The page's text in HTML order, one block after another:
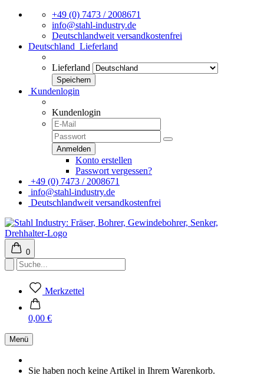
+49 (0) 7473 / 2008671
info@stahl-industry.de
Deutschlandweit versandkostenfrei
Deutschland Lieferland
Lieferland
Kundenlogin
Kundenlogin
Konto erstellen
Passwort vergessen?
+49 (0) 7473 / 2008671
info@stahl-industry.de
Deutschlandweit versandkostenfrei
0
Merkzettel
0,00 €
Menü
Sie haben noch keine Artikel in Ihrem Warenkorb.